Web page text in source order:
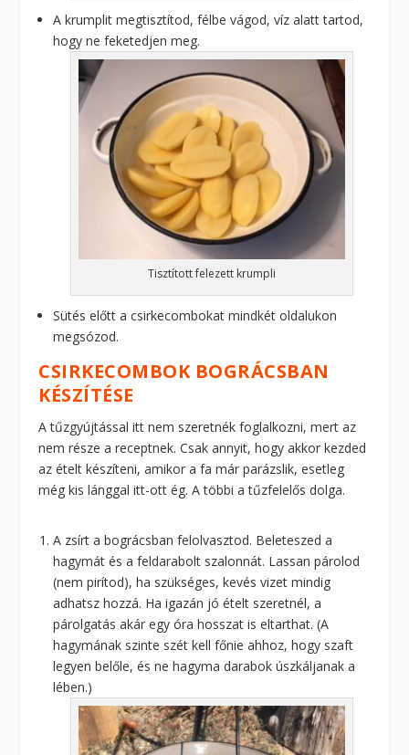
A krumplit megtisztítod, félbe vágod, víz alatt tartod,
hogy ne feketedjen meg.
Tisztított felezett krumpli
Sütés előtt a csirkecombokat mindkét oldalukon
megsózod.
CSIRKECOMBOK BOGRÁCSBAN
KÉSZÍTÉSE
A tűzgyújtással itt nem szeretnék foglalkozni, mert az
nem része a receptnek. Csak annyit, hogy akkor kezded
az ételt készíteni, amikor a fa már parázslik, esetleg
még kis lánggal itt-ott ég. A többi a tűzfelelős dolga.
A zsírt a bográcsban felolvasztod. Beleteszed a
hagymát és a feldarabolt szalonnát. Lassan párolod
(nem pirítod), ha szükséges, kevés vizet mindig
adhatsz hozzá. Ha igazán jó ételt szeretnél, a
párolgatás akár egy óra hosszat is eltarthat. (A
hagymának szinte szét kell főnie ahhoz, hogy szaft
legyen belőle, és ne hagyma darabok úszkáljanak a
lében.)